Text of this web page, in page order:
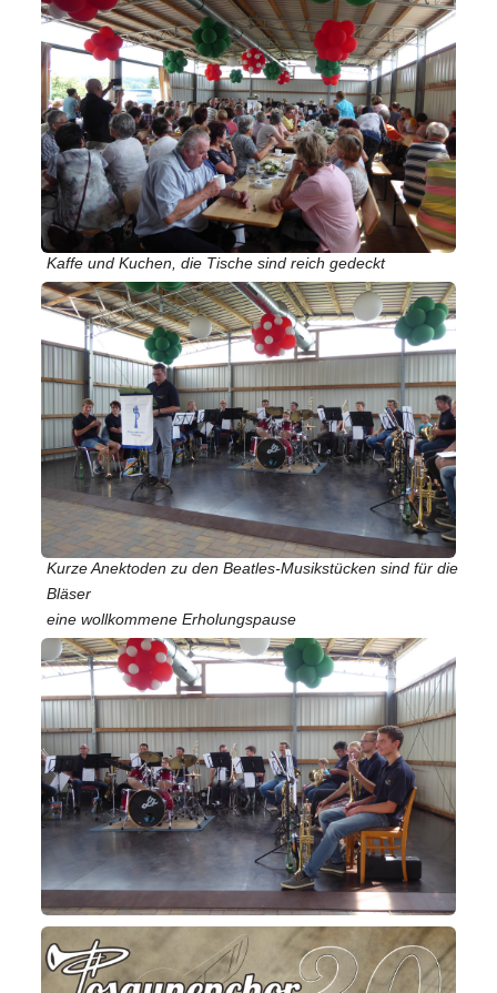
Kaffe und Kuchen, die Tische sind reich gedeckt
Kurze Anektoden zu den Beatles-Musikstücken sind für die
Bläser
eine wollkommene Erholungspause